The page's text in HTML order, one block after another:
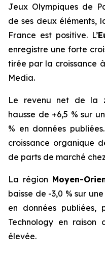
Jeux Olympiques de
de ses deux éléments,
France est positive. L’
enregistre une forte
tirée par la croissance
Media.
Le revenu net de la
hausse de +6,5 % sur
% en données
croissance organique
de parts de marché chez
La région Moyen-
baisse de -3,0 % sur
en données publiées,
Technology en raison
élevée.